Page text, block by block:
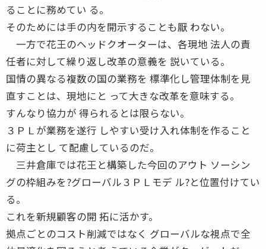
ることに務めてい る。
そのためには手の内を開示することも厭 わない。
一方で花王のヘッドクオーターは、各現地 法人の責
任者に対して繰り返し改革の意義を 説いている。
国情の異なる複数の国の業務を 標準化し管理体制を見
直すことは、現地にと って大きな改革を意味する。
すんなり協力が 得られるとは限らない。
３ＰＬが業務を遂行 しやすい受け入れ体制を作ること
に荷主とし て配慮しているのだ。
三井倉庫では花王と構築した今回のアウト ソーシン
グの枠組みを?グローバル３ＰＬモデ ル?と位置付けてい
る。
これを新規顧客の開 拓に活かす。
拠点ごとのコスト削減ではなく グローバルな視点で全